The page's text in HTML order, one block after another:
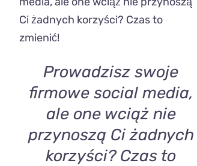
DODAJ DO KOSZYKA / QUICK
VIEW
Prowadzisz swoje
firmowe social media,
ale one wciąż nie
przynoszą Ci żadnych
korzyści? Czas to